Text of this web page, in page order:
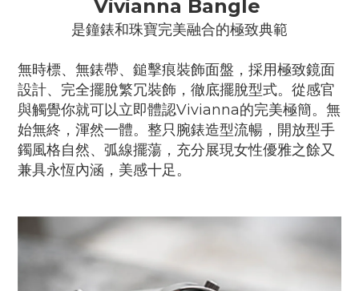
Vivianna Bangle
是鐘錶和珠寶完美融合的極致典範
無時標、無錶帶、鎚擊痕裝飾面盤，採用極致鏡面
設計、完全擺脫繁冗裝飾，徹底擺脫型式。從感官
與觸覺你就可以立即體認Vivianna的完美極簡。無
始無終，渾然一體。整只腕錶造型流暢，開放型手
鐲風格自然、弧線擺蕩，充分展現女性優雅之餘又
兼具永恆內涵，美感十足。